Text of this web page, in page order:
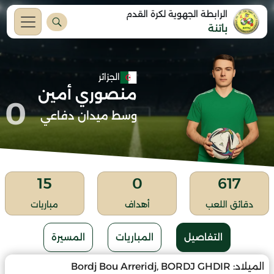
الرابطة الجهوية لكرة القدم
باتنة
الجزائر
منصوري أمين
وسط ميدان دفاعي 0
617
دقائق اللعب
0
أهداف
15
مباريات
التفاصيل المباريات المسيرة
الميلاد: Bordj Bou Arreridj, BORDJ GHDIR